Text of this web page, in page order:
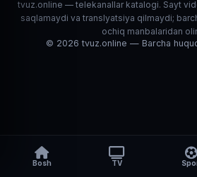
tvuz.online — telekanallar katalogi. Sayt
saqlamaydi va translyatsiya qilmaydi;
ochiq manbalaridan
© 2026 tvuz.online — Barcha
Bosh TV